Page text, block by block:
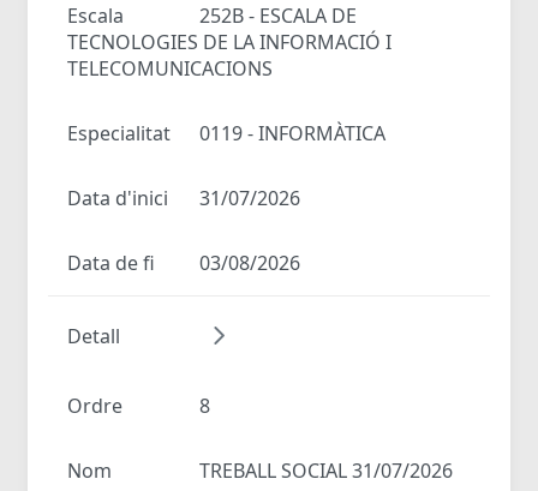
Escala
252B - ESCALA DE
TECNOLOGIES DE LA INFORMACIÓ I
TELECOMUNICACIONS
Especialitat 0119 - INFORMÀTICA
Data d'inici 31/07/2026
Data de fi 03/08/2026
Detall
Ordre 8
Nom TREBALL SOCIAL 31/07/2026